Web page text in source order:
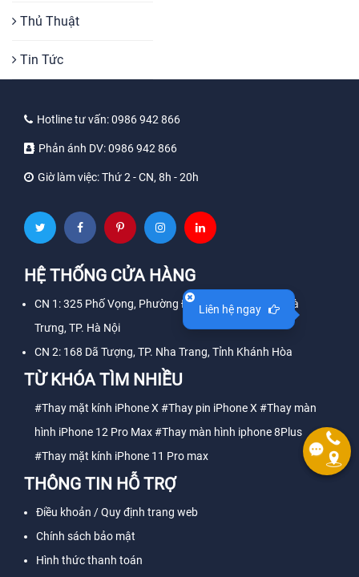
Thủ Thuật
Tin Tức
Hotline tư vấn:0986 942 866
Phản ánh DV:0986 942 866
Giờ làm việc:Thứ 2 - CN, 8h - 20h
HỆ THỐNG CỬA HÀNG
CN 1: 325 Phố Vọng, Phường Đồng Tâm, Quận Hai Bà
Trưng, TP. Hà Nội
CN 2: 168 Dã Tượng, TP. Nha Trang, Tỉnh Khánh Hòa
TỪ KHÓA TÌM NHIỀU
#Thay mặt kính iPhone X#Thay pin iPhone X#Thay màn
hình iPhone 12 Pro Max#Thay màn hình iphone 8Plus
#Thay mặt kính iPhone 11 Pro max
THÔNG TIN HỖ TRỢ
Điều khoản / Quy định trang web
Chính sách bảo mật
Hình thức thanh toán
Liên hệ ngay